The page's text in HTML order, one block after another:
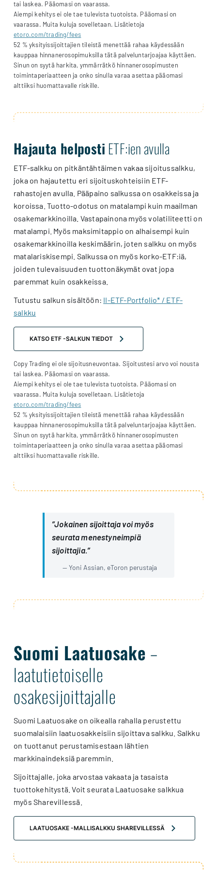
tai laskea. Pääomasi on vaarassa.
Aiempi kehitys ei ole tae tulevista tuotoista. Pääomasi on
vaarassa. Muita kuluja sovelletaan. Lisätietoja
etoro.com/trading/fees
52 % yksityissijoittajien tileistä menettää rahaa käydessään
kauppaa hinnanerosopimuksilla tätä palveluntarjoajaa käyttäen.
Sinun on syytä harkita, ymmärrätkö hinnanerosopimusten
toimintaperiaatteen ja onko sinulla varaa asettaa pääomasi
alttiiksi huomattavalle riskille.
Hajauta helposti ETF:ien avulla
ETF-salkku on pitkäntähtäimen vakaa sijoitussalkku,
joka on hajautettu eri sijoituskohteisiin ETF-
rahastojen avulla. Pääpaino salkussa on osakkeissa ja
koroissa. Tuotto-odotus on matalampi kuin maailman
osakemarkkinoilla. Vastapainona myös volatiliteetti on
matalampi. Myös maksimitappio on alhaisempi kuin
osakemarkkinoilla keskimäärin, joten salkku on myös
matalariskisempi. Salkussa on myös korko-ETF:iä,
joiden tulevaisuuden tuottonäkymät ovat jopa
paremmat kuin osakkeissa.
Tutustu salkun sisältöön: II-ETF-Portfolio* / ETF-
salkku
KATSO ETF -SALKUN TIEDOT
Copy Trading ei ole sijoitusneuvontaa. Sijoitustesi arvo voi nousta
tai laskea. Pääomasi on vaarassa.
Aiempi kehitys ei ole tae tulevista tuotoista. Pääomasi on
vaarassa. Muita kuluja sovelletaan. Lisätietoja
etoro.com/trading/fees
52 % yksityissijoittajien tileistä menettää rahaa käydessään
kauppaa hinnanerosopimuksilla tätä palveluntarjoajaa käyttäen.
Sinun on syytä harkita, ymmärrätkö hinnanerosopimusten
toimintaperiaatteen ja onko sinulla varaa asettaa pääomasi
alttiiksi huomattavalle riskille.
”Jokainen sijoittaja voi myös
seurata menestyneimpiä
sijoittajia.”
Yoni Assian, eToron perustaja
Suomi Laatuosake –
laatutietoiselle
osakesijoittajalle
Suomi Laatuosake on oikealla rahalla perustettu
suomalaisiin laatuosakkeisiin sijoittava salkku. Salkku
on tuottanut perustamisestaan lähtien
markkinaindeksiä paremmin.
Sijoittajalle, joka arvostaa vakaata ja tasaista
tuottokehitystä. Voit seurata Laatuosake salkkua
myös Sharevillessä.
LAATUOSAKE -MALLISALKKU SHAREVILLESSÄ